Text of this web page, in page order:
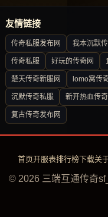
友情链接
传奇私服发布网 我本沉默
传奇私服 好玩的传奇网
楚天传奇新服网 lomo窝传
沉默传奇私服 新开热血传奇
复古传奇发布网
首页开服表排行榜下载关
© 2026 三端互通传奇